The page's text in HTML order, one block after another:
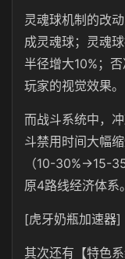
灵魂球机制的改
成灵魂球；灵魂
半径增大10%；
玩家的视觉效果。
而战斗系统中，
斗禁用时间大幅
（10-30%→15-
原4路线经济体系。
[虎牙奶瓶加速器]
其次还有【特色